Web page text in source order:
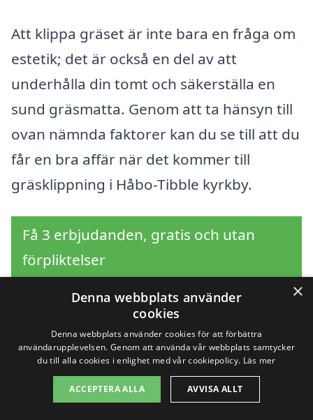
Att klippa gräset är inte bara en fråga om
estetik; det är också en del av att
underhålla din tomt och säkerställa en
sund gräsmatta. Genom att ta hänsyn till
ovan nämnda faktorer kan du se till att du
får en bra affär när det kommer till
gräsklippning i Håbo-Tibble kyrkby.
Få 3 erbjudanden, gratis och utan
förpliktelser
Sök efter en
professionell för
gräsklippning i andra
×
Denna webbplats använder
cookies
Denna webbplats använder cookies för att förbättra
användarupplevelsen. Genom att använda vår webbplats samtycker
du till alla cookies i enlighet med vår cookiepolicy. Läs mer
ACCEPTERA ALLA AVVISA ALLT